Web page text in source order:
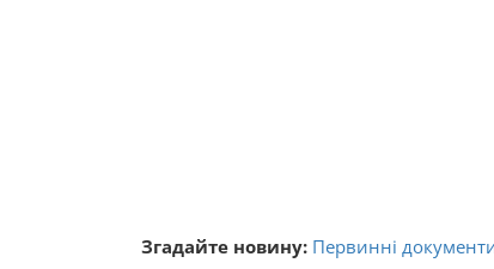
Згадайте новину: Первинні